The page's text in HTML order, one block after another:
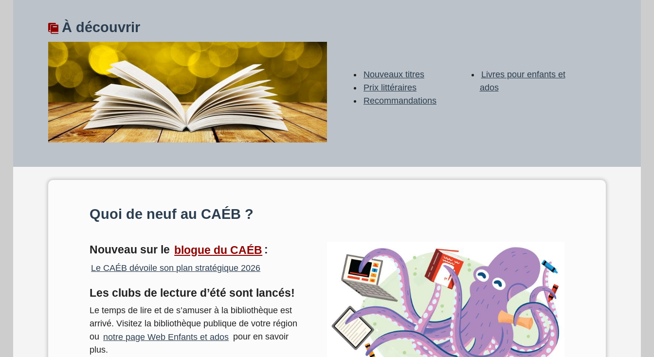
À découvrir
Nouveaux titres
Prix littéraires
Recommandations
Livres pour enfants et
ados
Quoi de neuf au CAÉB ?
Nouveau sur le blogue du CAÉB :
Le CAÉB dévoile son plan stratégique 2026
Les clubs de lecture d’été sont lancés!
Le temps de lire et de s’amuser à la bibliothèque est
arrivé. Visitez la bibliothèque publique de votre région
ou notre page Web Enfants et ados pour en savoir
plus.